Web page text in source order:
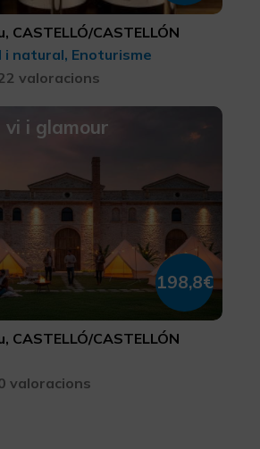
CASTELLÓN
i natural, Enoturisme
valoracions
vi i glamour
198,8€
CASTELLÓN
valoracions